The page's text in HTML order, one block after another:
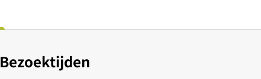
Bezoektijden